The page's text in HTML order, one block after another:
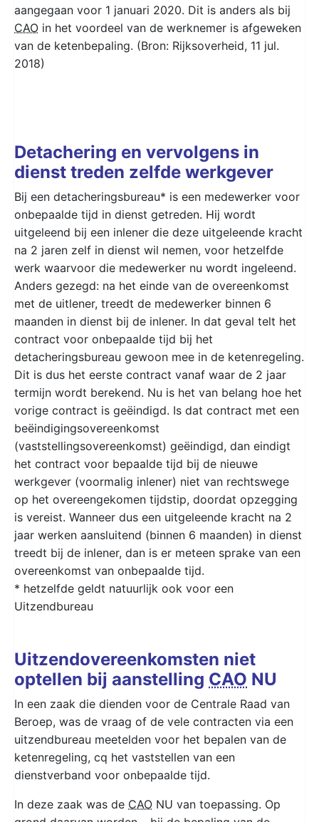
aangegaan voor 1 januari 2020. Dit is anders als bij
CAO in het voordeel van de werknemer is afgeweken
van de ketenbepaling. (Bron: Rijksoverheid, 11 jul.
2018)
Detachering en vervolgens in
dienst treden zelfde werkgever
Bij een detacheringsbureau* is een medewerker voor
onbepaalde tijd in dienst getreden. Hij wordt
uitgeleend bij een inlener die deze uitgeleende kracht
na 2 jaren zelf in dienst wil nemen, voor hetzelfde
werk waarvoor die medewerker nu wordt ingeleend.
Anders gezegd: na het einde van de overeenkomst
met de uitlener, treedt de medewerker binnen 6
maanden in dienst bij de inlener. In dat geval telt het
contract voor onbepaalde tijd bij het
detacheringsbureau gewoon mee in de ketenregeling.
Dit is dus het eerste contract vanaf waar de 2 jaar
termijn wordt berekend. Nu is het van belang hoe het
vorige contract is geëindigd. Is dat contract met een
beëindigingsovereenkomst
(vaststellingsovereenkomst) geëindigd, dan eindigt
het contract voor bepaalde tijd bij de nieuwe
werkgever (voormalig inlener) niet van rechtswege
op het overeengekomen tijdstip, doordat opzegging
is vereist. Wanneer dus een uitgeleende kracht na 2
jaar werken aansluitend (binnen 6 maanden) in dienst
treedt bij de inlener, dan is er meteen sprake van een
overeenkomst van onbepaalde tijd.
* hetzelfde geldt natuurlijk ook voor een
Uitzendbureau
Uitzendovereenkomsten niet
optellen bij aanstelling CAO NU
In een zaak die dienden voor de Centrale Raad van
Beroep, was de vraag of de vele contracten via een
uitzendbureau meetelden voor het bepalen van de
ketenregeling, cq het vaststellen van een
dienstverband voor onbepaalde tijd.
In deze zaak was de CAO NU van toepassing. Op